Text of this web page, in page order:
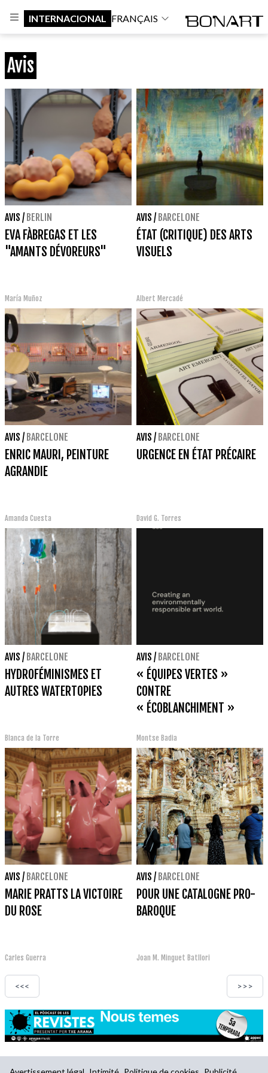
INTERNACIONAL FRANÇAIS
Avis
AVIS / BERLIN
EVA FÀBREGAS ET LES
"AMANTS DÉVOREURS"
María Muñoz
AVIS / BARCELONE
ÉTAT (CRITIQUE) DES ARTS
VISUELS
Albert Mercadé
AVIS / BARCELONE
ENRIC MAURI, PEINTURE
AGRANDIE
Amanda Cuesta
AVIS / BARCELONE
URGENCE EN ÉTAT PRÉCAIRE
David G. Torres
AVIS / BARCELONE
HYDROFÉMINISMES ET
AUTRES WATERTOPIES
Blanca de la Torre
AVIS / BARCELONE
« ÉQUIPES VERTES »
CONTRE
« ÉCOBLANCHIMENT »
Montse Badia
AVIS / BARCELONE
MARIE PRATTS LA VICTOIRE
DU ROSE
Carles Guerra
AVIS / BARCELONE
POUR UNE CATALOGNE PRO-
BAROQUE
Joan M. Minguet Batllori
<<< >>>